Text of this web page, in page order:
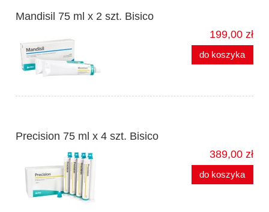
Mandisil 75 ml x 2 szt. Bisico
199,00 zł
do koszyka
Precision 75 ml x 4 szt. Bisico
389,00 zł
do koszyka